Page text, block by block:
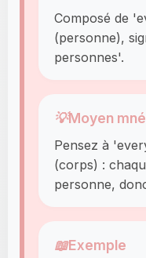
Composé de
(personne),
personnes'.
💡Moyen
Pensez à
(corps) :
personne,
📖Exemple